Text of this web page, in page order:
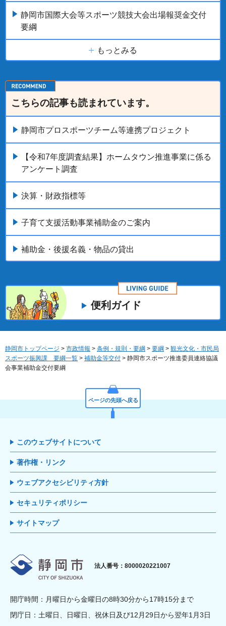
静岡市国際大会等スポーツ競技大会出場報奨金交付
要綱
もっとみる
こちらの記事も読まれています。
静岡市プロスポーツチーム等連携プロジェクト
【令和7年度調査結果】ホームタウン推進事業に係る
アンケート調査
決算・財政指標等
子育て支援活動事業補助金のご案内
補助金・後援名義・物品の貸出
便利ガイド
静岡市トップページ > 市政情報 > 条例・規則・要綱 > 要綱 > 観光文化・市民局
スポーツ振興課 要綱一覧 > 補助金等交付 > 静岡市スポーツ推進委員連絡協議
会事業補助金交付要綱
ページの先頭へ戻る
このウェブサイトについて
著作権・リンク
ウェブアクセシビリティ方針
セキュリティポリシー
サイトマップ
静岡市
法人番号：8000020221007
開庁時間：月曜日から金曜日の8時30分から17時15分まで
閉庁日：土曜日、日曜日、祝休日及び12月29日から翌年1月3日